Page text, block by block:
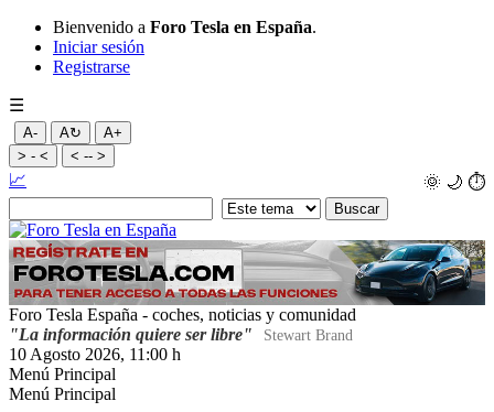
Bienvenido a Foro Tesla en España.
Iniciar sesión
Registrarse
☰
A- A↻
A+
> - <
< -- >
🌞 🌙 ⏱️
📈
Foro Tesla España - coches, noticias y comunidad
"La información quiere ser libre"
Stewart Brand
10 Agosto 2026, 11:00 h
Menú Principal
Menú Principal